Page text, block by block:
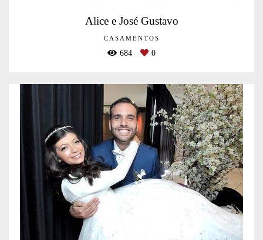
Alice e José Gustavo
CASAMENTOS
684 0